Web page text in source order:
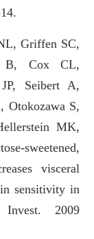
Griffen SC,
B, Cox CL,
Seibert A,
Otokozawa S,
MK,
sweetened,
visceral
sensitivity in
Invest. 2009